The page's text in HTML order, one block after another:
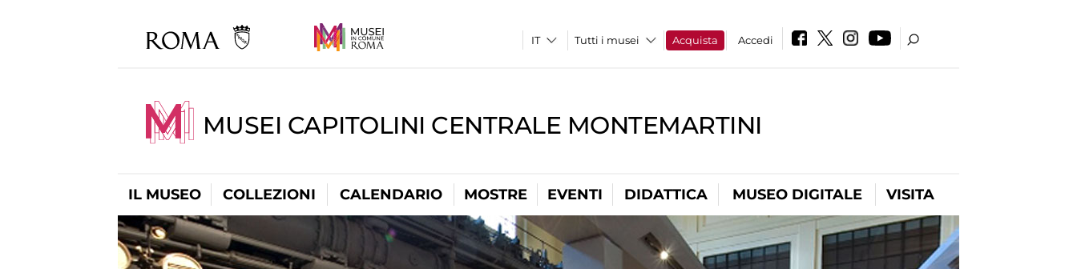
Tutti i musei Acquista Accedi
MUSEI CAPITOLINI CENTRALE MONTEMARTINI
IL MUSEO COLLEZIONI CALENDARIO MOSTRE EVENTI DIDATTICA MUSEO DIGITALE VISITA